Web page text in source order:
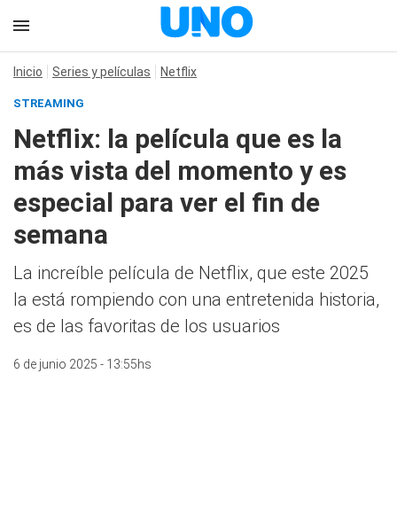
Inicio Series y películas Netflix
STREAMING
Netflix: la película que es la
más vista del momento y es
especial para ver el fin de
semana
La increíble película de Netflix, que este 2025
la está rompiendo con una entretenida historia,
es de las favoritas de los usuarios
6 de junio 2025 - 13:55hs